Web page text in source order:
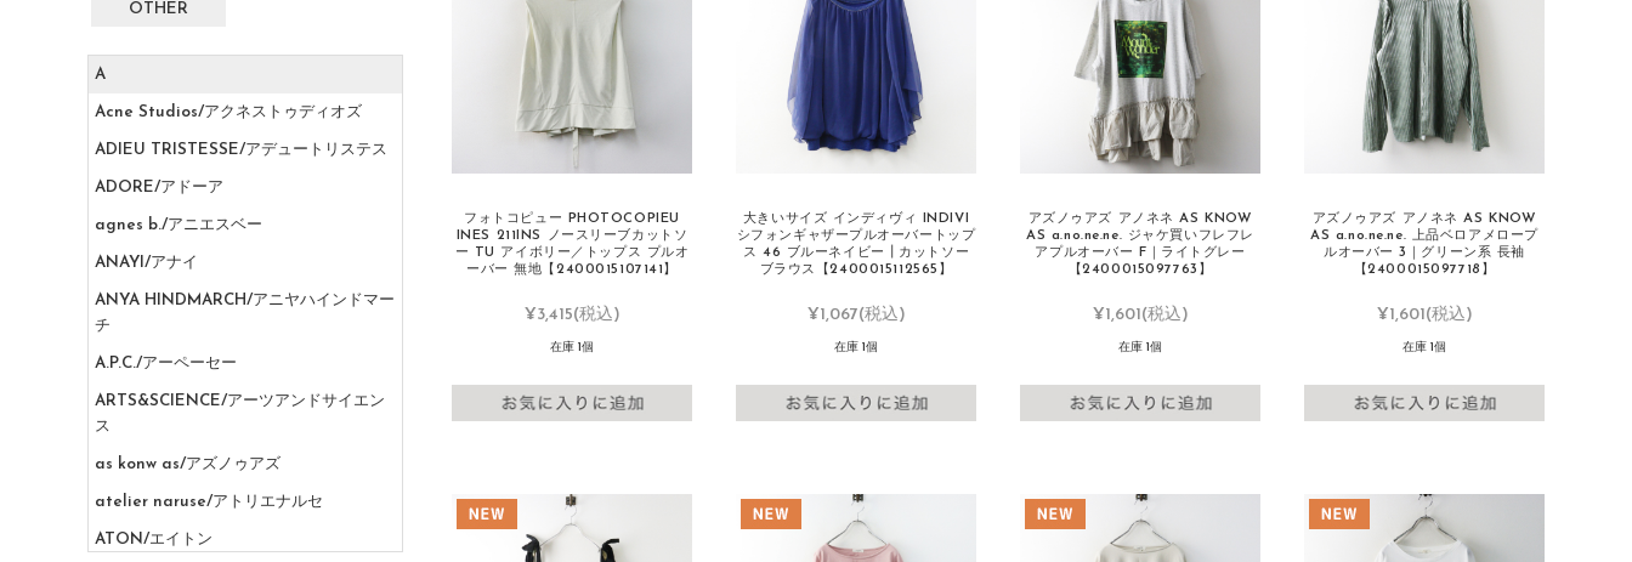
フォトコピュー PHOTOCOPIEU
INES 211INS ノースリーブカットソ
ー TU アイボリー／トップス プルオ
ーバー 無地【2400015107141】
¥3,415(税込)
在庫 1個
大きいサイズ インディヴィ INDIVI
シフォンギャザープルオーバートップ
ス 46 ブルーネイビー┃カットソー
ブラウス【2400015112565】
¥1,067(税込)
在庫 1個
アズノゥアズ アノネネ AS KNOW
AS a.no.ne.ne. ジャケ買いフレフレ
アプルオーバー F｜ライトグレー
【2400015097763】
¥1,601(税込)
在庫 1個
アズノゥアズ アノネネ AS KNOW
AS a.no.ne.ne. 上品ベロアメロープ
ルオーバー 3｜グリーン系 長袖
【2400015097718】
¥1,601(税込)
在庫 1個
OTHER
A
Acne Studios/アクネストゥディオズ
ADIEU TRISTESSE/アデュートリステス
ADORE/アドーア
agnes b./アニエスベー
ANAYI/アナイ
ANYA HINDMARCH/アニヤハインドマー
チ
A.P.C./アーペーセー
ARTS&SCIENCE/アーツアンドサイエン
ス
as konw as/アズノゥアズ
atelier naruse/アトリエナルセ
ATON/エイトン